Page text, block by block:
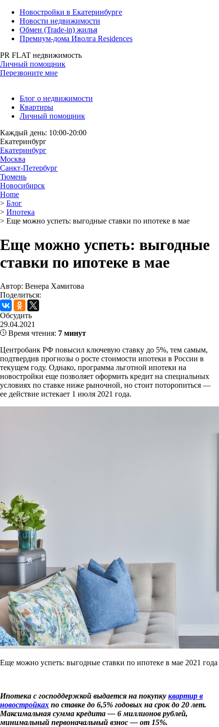
Новостройки в Екатеринбурге
Новости недвижимости
Обмен (Trade-in) жилья
Премиум-дома Иволга Residences
PR FLAT недвижимость
Личный помощник
Перезвоните мне
Блог о недвижимости
Квартиры
Личный помощник
Каждый день: 10:00-20:00
Екатеринбург
Екатеринбург
Москва
Санкт-Петербург
Тюмень
Новосибирск
Home
> Блог
> Ипотека
> Еще можно успеть: выгодные ставки по ипотеке в мае
Еще можно успеть: выгодные
ставки по ипотеке в мае
Автор: Венера Хамитова
Поделиться:
Обсудить
29.04.2021
Время чтения: 7 минут
Центробанк РФ повысил ключевую ставку до 5%, тем самым,
подтвердив прогнозы о росте стоимости ипотеки в России в
текущем году. Однако, программа льготной ипотеки на
новостройки еще позволяет оформить кредит на специальных
условиях по ставке ниже рыночной, но стоит поторопиться —
ее действие истекает 1 июля 2021 года.
Еще можно успеть: выгодные ставки по ипотеке в мае 2021 года
Ипотека с господдержкой выдается на покупку квартир в
новостройках по ставке до 6,5% годовых на срок до 20 лет.
Максимальная сумма кредита — 6 миллионов рублей,
минимальный первоначальный взнос — от 15%.